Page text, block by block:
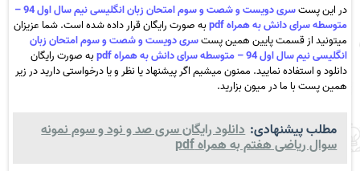
در این پست
سری دویست و شصت و سوم امتحان زبان انگلیسی نیم سال اول 94 –
متوسطه سرای دانش به همراه pdf
به صورت رایگان قرار داده شده است. شما عزیزان
میتونید از قسمت پایین همین پستسری دویست و شصت و سوم امتحان زبان
انگلیسی نیم سال اول 94 – متوسطه سرای دانش به همراه pdf
به صورت رایگان
دانلود و استفاده نمایید. ممنون میشیم اگر پیشنهاد یا نظر و یا درخواستی دارید در زیر
همین پست با ما در میون بزارید.
مطلب پیشنهادی: دانلود رایگان سری صد و نود و سوم نمونه
سوال ریاضی هفتم به همراه pdf